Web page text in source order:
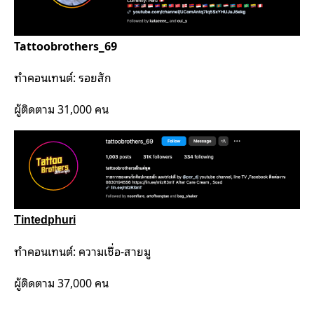
Tattoobrothers_69
ทำคอนเทนต์: รอยสัก
ผู้ติดตาม 31,000 คน
Tintedphuri
ทำคอนเทนต์: ความเชื่อ-สายมู
ผู้ติดตาม 37,000 คน